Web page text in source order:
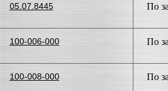
05.07.8445 По
100-006-000 По
100-008-000 По